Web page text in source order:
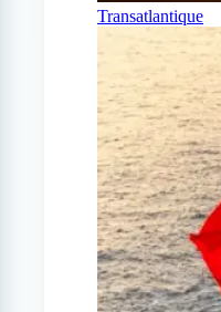
Transatlantique